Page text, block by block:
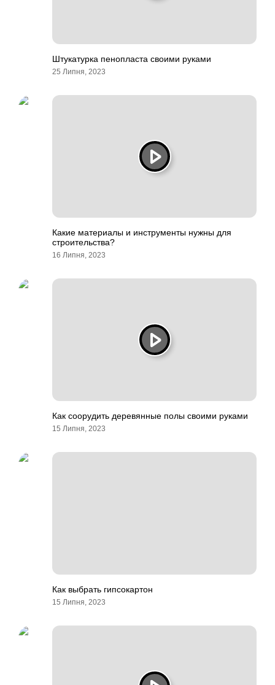
Штукатурка пенопласта своими руками
25 Липня, 2023
Какие материалы и инструменты нужны для
строительства?
16 Липня, 2023
Как соорудить деревянные полы своими руками
15 Липня, 2023
Как выбрать гипсокартон
15 Липня, 2023